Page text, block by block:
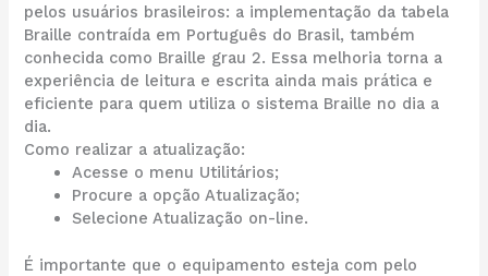
pelos usuários brasileiros: a implementação da tabela
Braille contraída em Português do Brasil, também
conhecida como Braille grau 2. Essa melhoria torna a
experiência de leitura e escrita ainda mais prática e
eficiente para quem utiliza o sistema Braille no dia a
dia.
Como realizar a atualização:
Acesse o menu Utilitários;
Procure a opção Atualização;
Selecione Atualização on-line.
É importante que o equipamento esteja com pelo